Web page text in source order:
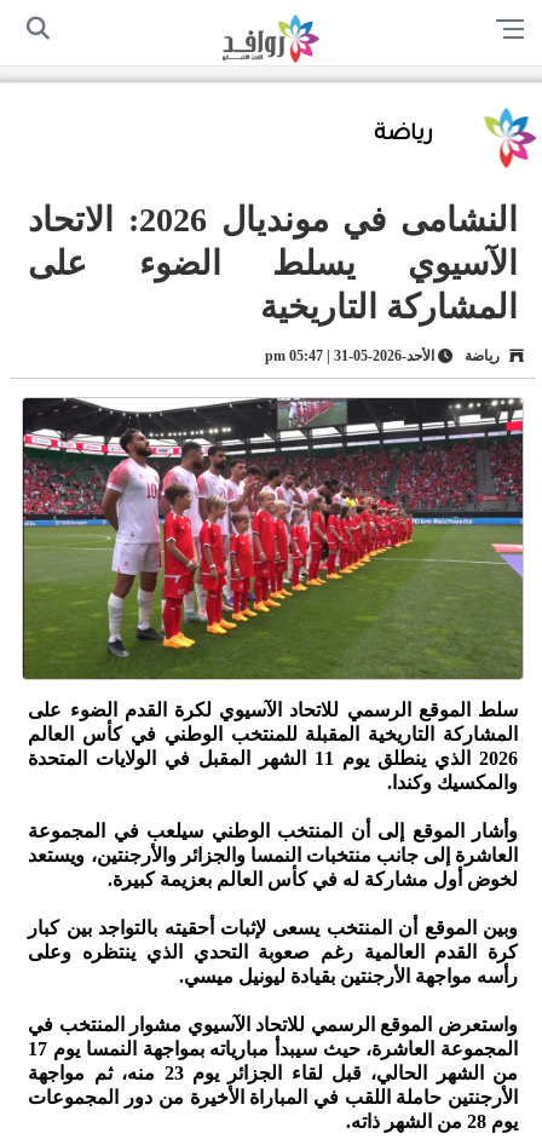
الرئيسية سياسة الخصوصية
رياضة
النشامى في مونديال 2026: الاتحاد
الآسيوي يسلط الضوء على
المشاركة التاريخية
رياضة الأحد-2026-05-31 | 05:47 pm
سلط الموقع الرسمي للاتحاد الآسيوي لكرة القدم الضوء على
المشاركة التاريخية المقبلة للمنتخب الوطني في كأس العالم
2026 الذي ينطلق يوم 11 الشهر المقبل في الولايات المتحدة
والمكسيك وكندا.
وأشار الموقع إلى أن المنتخب الوطني سيلعب في المجموعة
العاشرة إلى جانب منتخبات النمسا والجزائر والأرجنتين، ويستعد
لخوض أول مشاركة له في كأس العالم بعزيمة كبيرة.
وبين الموقع أن المنتخب يسعى لإثبات أحقيته بالتواجد بين كبار
كرة القدم العالمية رغم صعوبة التحدي الذي ينتظره وعلى
رأسه مواجهة الأرجنتين بقيادة ليونيل ميسي.
واستعرض الموقع الرسمي للاتحاد الآسيوي مشوار المنتخب في
المجموعة العاشرة، حيث سيبدأ مبارياته بمواجهة النمسا يوم 17
من الشهر الحالي، قبل لقاء الجزائر يوم 23 منه، ثم مواجهة
الأرجنتين حاملة اللقب في المباراة الأخيرة من دور المجموعات
يوم 28 من الشهر ذاته.